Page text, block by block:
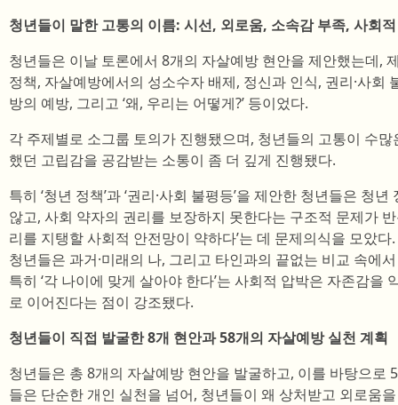
청년들이 말한 고통의 이름: 시선, 외로움, 소속감 부족, 사회
청년들은 이날 토론에서 8개의 자살예방 현안을 제안했는데,
정책, 자살예방에서의 성소수자 배제, 정신과 인식, 권리·사회
방의 예방, 그리고 ‘왜, 우리는 어떻게?’ 등이었다.
각 주제별로 소그룹 토의가 진행됐으며, 청년들의 고통이 수
했던 고립감을 공감받는 소통이 좀 더 깊게 진행됐다.
특히 ‘청년 정책’과 ‘권리·사회 불평등’을 제안한 청년들은 청
않고, 사회 약자의 권리를 보장하지 못한다는 구조적 문제가
리를 지탱할 사회적 안전망이 약하다’는 데 문제의식을 모았다.
청년들은 과거·미래의 나, 그리고 타인과의 끝없는 비교 속에
특히 ‘각 나이에 맞게 살아야 한다’는 사회적 압박은 자존감을
로 이어진다는 점이 강조됐다.
청년들이 직접 발굴한 8개 현안과 58개의 자살예방 실천 계획
청년들은 총 8개의 자살예방 현안을 발굴하고, 이를 바탕으로
들은 단순한 개인 실천을 넘어, 청년들이 왜 상처받고 외로움